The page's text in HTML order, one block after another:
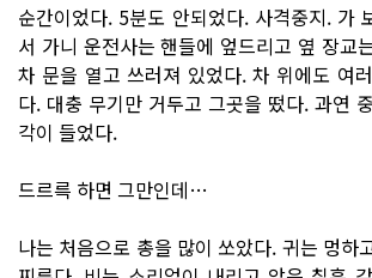
순간이었다. 5분도 안되었다. 사격중지. 가
서 가니 운전사는 핸들에 엎드리고 옆 장교
차 문을 열고 쓰러져 있었다. 차 위에도 여
다. 대충 무기만 거두고 그곳을 떴다. 과연
각이 들었다.
드르륵 하면 그만인데…
나는 처음으로 총을 많이 쏘았다. 귀는 멍하